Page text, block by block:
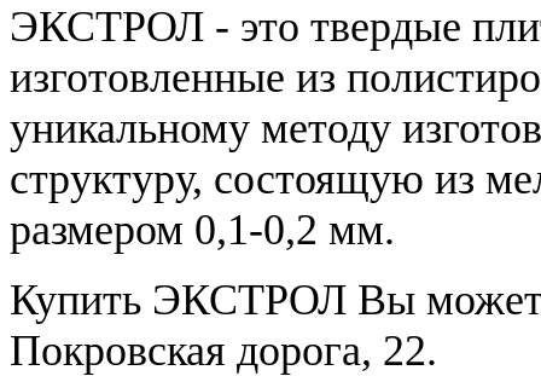
ЭКСТРОЛ - это твердые
изготовленные из
уникальному методу
структуру, состоящую из
размером 0,1-0,2 мм.
Купить ЭКСТРОЛ Вы
Покровская дорога, 22.